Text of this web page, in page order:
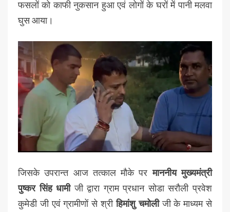
फसलों को काफी नुकसान हुआ एवं लोगों के घरों में पानी मलवा
घुस आया।
जिसके उपरान्त आज तत्काल मौके परमाननीय मुख्यमंत्री
पुष्कर सिंह धामीजी द्वारा ग्राम प्रधान सोडा सरौली प्रवेश
कुमेडी जी एवं ग्रामीणों से श्रीहिमांशु चमोलीजी के माध्यम से